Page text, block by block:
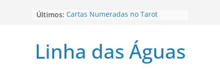
Últimos: Cartas Numeradas no Tarot
para está fase
Os Naipes no Tarot
Cartas da Corte no Tarot
Linha das Águas